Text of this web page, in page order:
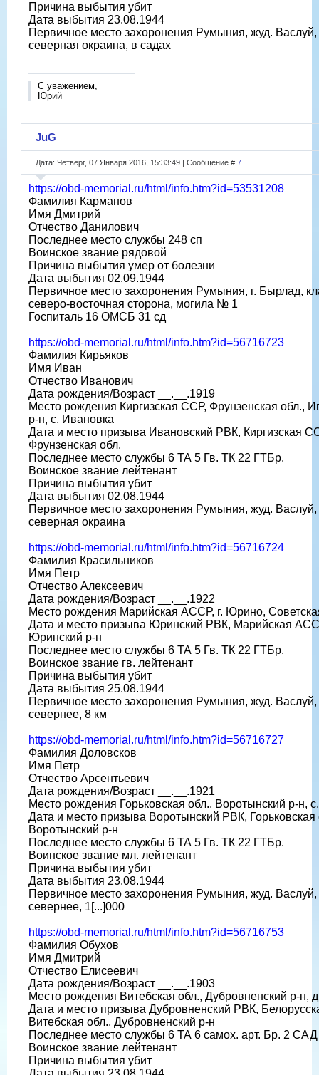
Причина выбытия убит
Дата выбытия 23.08.1944
Первичное место захоронения Румыния, жуд. Васлуй,
северная окраина, в садах
С уважением,
Юрий
JuG
Дата: Четверг, 07 Января 2016, 15:33:49 | Сообщение # 7
https://obd-memorial.ru/html/info.htm?id=53531208
Фамилия Карманов
Имя Дмитрий
Отчество Данилович
Последнее место службы 248 сп
Воинское звание рядовой
Причина выбытия умер от болезни
Дата выбытия 02.09.1944
Первичное место захоронения Румыния, г. Бырлад,
северо-восточная сторона, могила № 1
Госпиталь 16 ОМСБ 31 сд
https://obd-memorial.ru/html/info.htm?id=56716723
Фамилия Кирьяков
Имя Иван
Отчество Иванович
Дата рождения/Возраст __.__.1919
Место рождения Киргизская ССР, Фрунзенская обл.,
р-н, с. Ивановка
Дата и место призыва Ивановский РВК, Киргизская
Фрунзенская обл.
Последнее место службы 6 ТА 5 Гв. ТК 22 ГТБр.
Воинское звание лейтенант
Причина выбытия убит
Дата выбытия 02.08.1944
Первичное место захоронения Румыния, жуд. Васлуй,
северная окраина
https://obd-memorial.ru/html/info.htm?id=56716724
Фамилия Красильников
Имя Петр
Отчество Алексеевич
Дата рождения/Возраст __.__.1922
Место рождения Марийская АССР, г. Юрино,
Дата и место призыва Юринский РВК, Марийская
Юринский р-н
Последнее место службы 6 ТА 5 Гв. ТК 22 ГТБр.
Воинское звание гв. лейтенант
Причина выбытия убит
Дата выбытия 25.08.1944
Первичное место захоронения Румыния, жуд. Васлуй,
севернее, 8 км
https://obd-memorial.ru/html/info.htm?id=56716727
Фамилия Доловсков
Имя Петр
Отчество Арсентьевич
Дата рождения/Возраст __.__.1921
Место рождения Горьковская обл., Воротынский р-н,
Дата и место призыва Воротынский РВК, Горьковская
Воротынский р-н
Последнее место службы 6 ТА 5 Гв. ТК 22 ГТБр.
Воинское звание мл. лейтенант
Причина выбытия убит
Дата выбытия 23.08.1944
Первичное место захоронения Румыния, жуд. Васлуй,
севернее, 1[...]000
https://obd-memorial.ru/html/info.htm?id=56716753
Фамилия Обухов
Имя Дмитрий
Отчество Елисеевич
Дата рождения/Возраст __.__.1903
Место рождения Витебская обл., Дубровненский р-н,
Дата и место призыва Дубровненский РВК,
Витебская обл., Дубровненский р-н
Последнее место службы 6 ТА 6 самох. арт. Бр. 2 САД
Воинское звание лейтенант
Причина выбытия убит